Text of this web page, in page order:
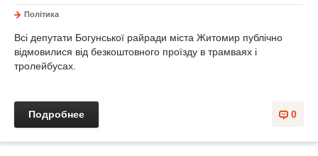
Політика
Всі депутати Богунської райради міста Житомир публічно
відмовилися від безкоштовного проїзду в трамваях і
тролейбусах.
0
Подробнее